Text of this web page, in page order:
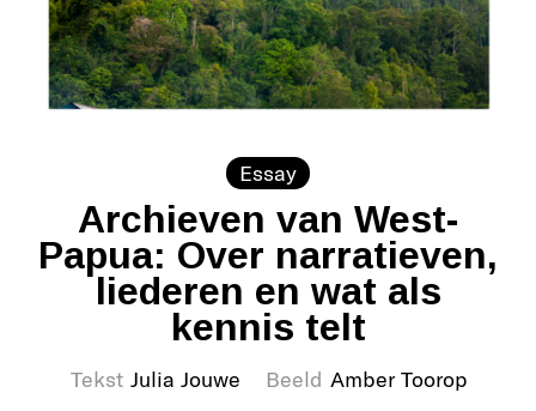
Essay
Archieven van West-
Papua: Over narratieven,
liederen en wat als
kennis telt
Tekst Julia Jouwe Beeld Amber Toorop